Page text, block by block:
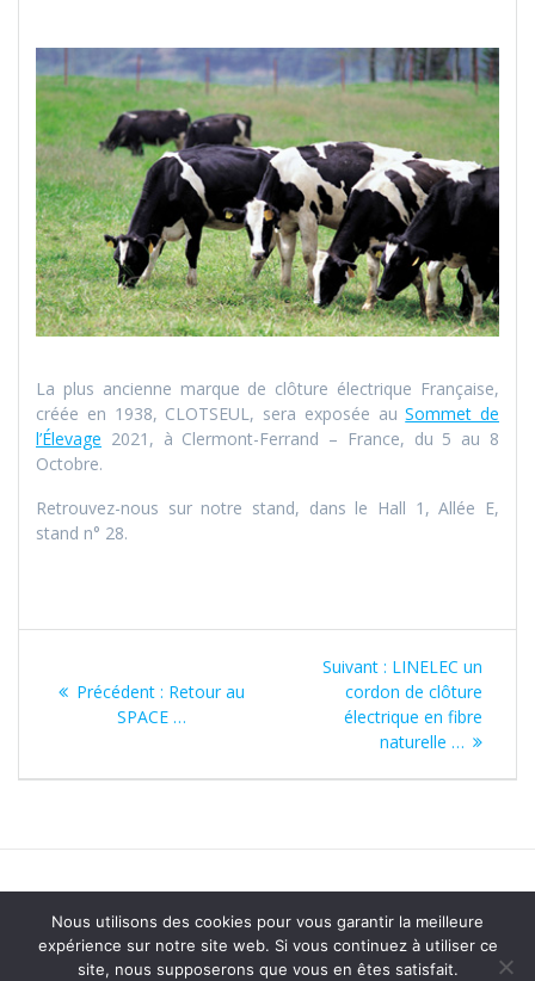
La plus ancienne marque de clôture électrique Française,
créée en 1938, CLOTSEUL, sera exposée auSommet de
l’Élevage 2021, à Clermont-Ferrand – France, du 5 au 8
Octobre.
Retrouvez-nous sur notre stand, dans le Hall 1, Allée E,
stand n° 28.
de Précédent : Article
précédent
Retour au
SPACE …
Suivant : Article
suivant
:
LINELEC un
cordon de clôture
électrique en fibre
naturelle …
© 2026 Clotseul. Construit avec WordPress et lethème
Mesmerize
Nous utilisons des cookies pour vous garantir la meilleure
expérience sur notre site web. Si vous continuez à utiliser ce
site, nous supposerons que vous en êtes satisfait.